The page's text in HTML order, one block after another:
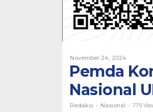
November 24, 2024Oleh
Redaksi
Pemda
Nasional
Redaksi - Nasional - 779